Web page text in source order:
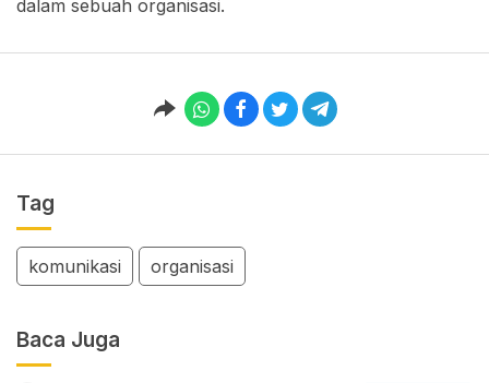
dalam sebuah organisasi.
Tag
komunikasi organisasi
Baca Juga